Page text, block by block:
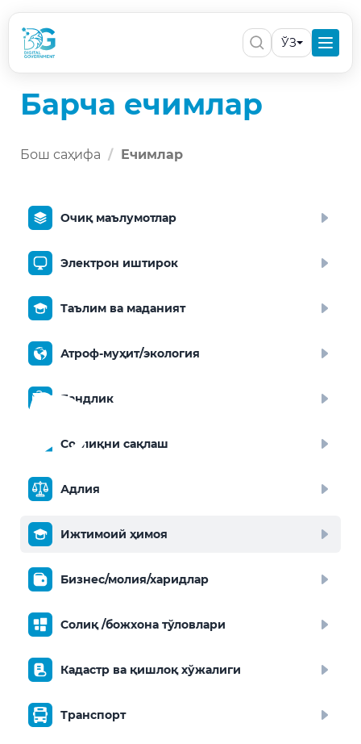
ЎЗ
Барча ечимлар
Бош саҳифа Ечимлар
Очиқ маълумотлар
Электрон иштирок
Таълим ва маданият
Атроф-муҳит/экология
Бандлик
Соғлиқни сақлаш
Адлия
Ижтимоий ҳимоя
Бизнес/молия/харидлар
Солиқ /божхона тўловлари
Кадастр ва қишлоқ хўжалиги
Транспорт